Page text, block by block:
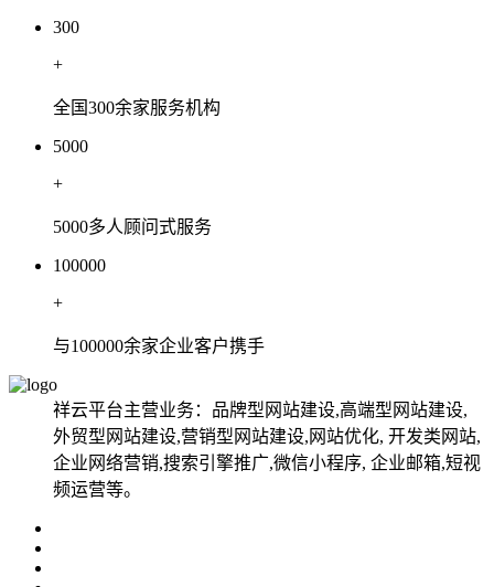
300
+
全国300余家服务机构
5000
+
5000多人顾问式服务
100000
+
与100000余家企业客户携手
祥云平台主营业务：品牌型网站建设,高端型网站建设,
外贸型网站建设,营销型网站建设,网站优化, 开发类网站,
企业网络营销,搜索引擎推广,微信小程序, 企业邮箱,短视
频运营等。